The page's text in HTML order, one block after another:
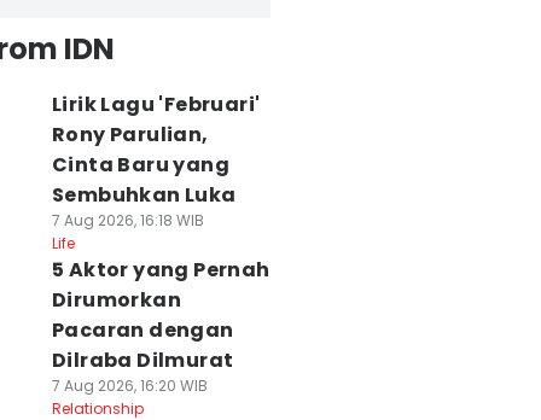
IDN
Lirik Lagu 'Februari'
Rony Parulian,
Cinta Baru yang
Sembuhkan Luka
7 Aug 2026, 16:18 WIB
Life
5 Aktor yang Pernah
Dirumorkan
Pacaran dengan
Dilraba Dilmurat
7 Aug 2026, 16:20 WIB
Relationship